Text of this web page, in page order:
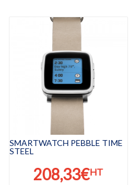
SMARTWATCH PEBBLE TIME
STEEL
208,33€HT